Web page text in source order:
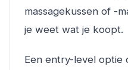
massagekussen of -
je weet wat je koopt.
Een entry-level optie